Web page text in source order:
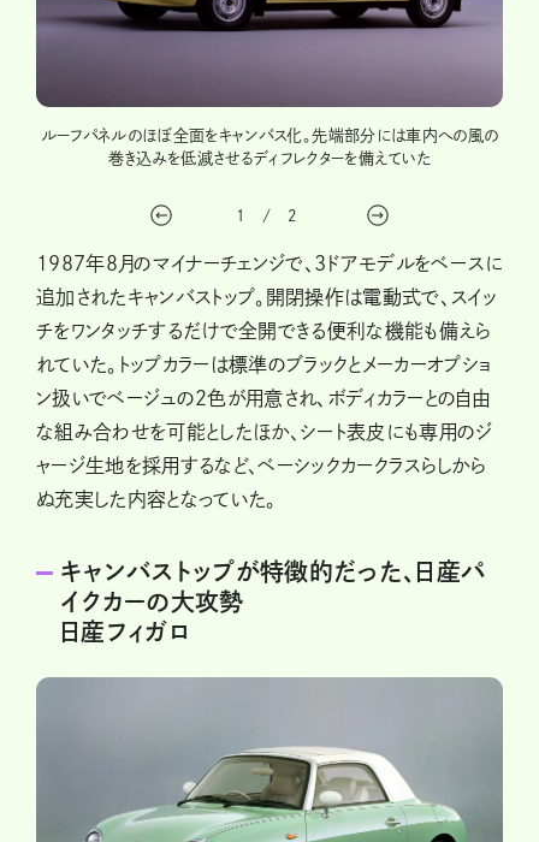
ルーフパネルのほぼ全面をキャンバス化。先端部分には車内への風の
巻き込みを低減させるディフレクターを備えていた
1 / 2
1987年8月のマイナーチェンジで、3ドアモデルをベースに
追加されたキャンバストップ。開閉操作は電動式で、スイッ
チをワンタッチするだけで全開できる便利な機能も備えら
れていた。トップカラーは標準のブラックとメーカーオプショ
ン扱いでベージュの2色が用意され、ボディカラーとの自由
な組み合わせを可能としたほか、シート表皮にも専用のジ
ャージ生地を採用するなど、ベーシックカークラスらしから
ぬ充実した内容となっていた。
キャンバストップが特徴的だった、日産パ
イクカーの大攻勢
日産フィガロ